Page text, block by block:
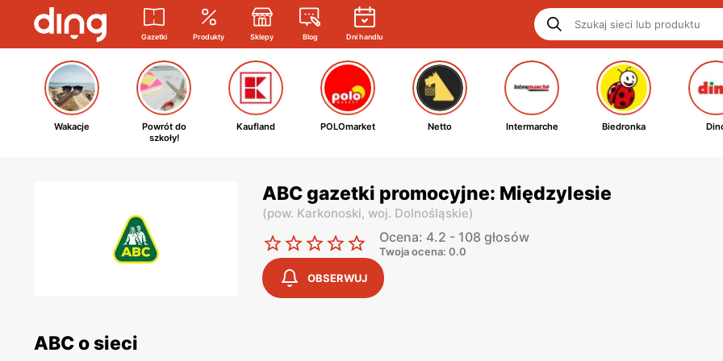
Gazetki Produkty Sklepy Blog Dni handlu
Wakacje
Powrót do
szkoły!
Kaufland POLOmarket Netto Intermarche Biedronka
ABC gazetki promocyjne: Międzylesie
(pow. Karkonoski, woj. Dolnośląskie)
Ocena: 4.2 - 108 głosów
Twoja ocena: 0.0
OBSERWUJ
ABC o sieci